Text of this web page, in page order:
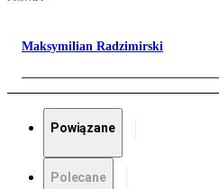
Maksymilian Radzimirski
Powiązane
Polecane